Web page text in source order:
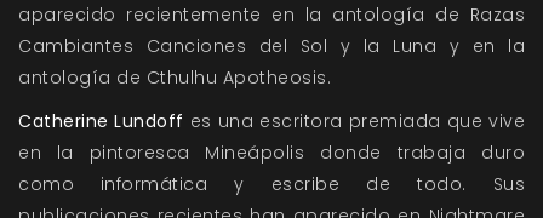
aparecido recientemente en la antología de Razas
Cambiantes Canciones del Sol y la Luna y en la
antología de Cthulhu Apotheosis.
Catherine Lundoff es una escritora premiada que vive
en la pintoresca Mineápolis donde trabaja duro
como informática y escribe de todo. Sus